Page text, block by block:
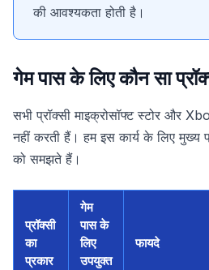
की आवश्यकता होती है।
गेम पास के लिए कौन सा
सभी प्रॉक्सी माइक्रोसॉफ्ट स्टोर और
नहीं करती हैं। हम इस कार्य के लिए मुख्य
को समझते हैं।
प्रॉक्सी
का
प्रकार
गेम
पास के
लिए
उपयुक्त
फायदे